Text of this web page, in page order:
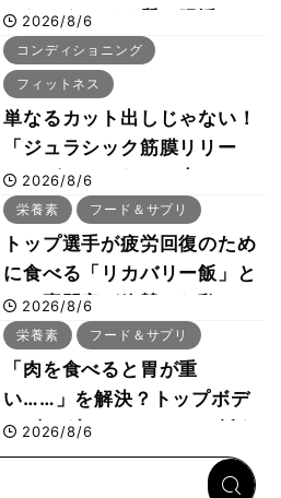
さないタンパク質＆腸活コン
ボ
2026/8/6
コンディショニング
フィットネス
単なるカット出しじゃない！
「ジュラシック筋膜リリー
ス」が口コミだけで大ヒット
した納得の理由 木澤大祐が
解説
2026/8/6
栄養素 フード＆サプリ
トップ選手が疲労回復のため
に食べる「リカバリー飯」と
は？専門家が絶賛した鶏レバ
ー活用法
2026/8/6
栄養素 フード＆サプリ
「肉を食べると胃が重
い……」を解決？トップボデ
ィビルダーのリカバリー飯を
専門家がロジカル解説
2026/8/6